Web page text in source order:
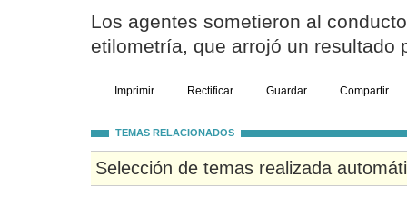
Los agentes sometieron al
etilometría, que arrojó un resultado
Imprimir Rectificar Guardar Compartir
TEMAS RELACIONADOS
Selección de temas realizada